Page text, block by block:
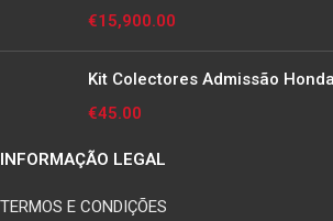
€15,900.00
Kit Colectores Admissão
€45.00
INFORMAÇÃO LEGAL
TERMOS E CONDIÇÕES